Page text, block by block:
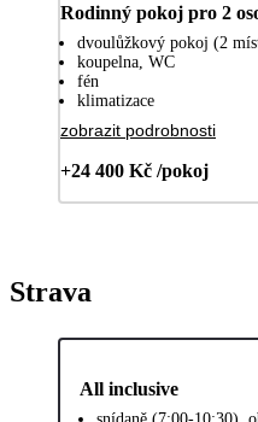
Rodinný pokoj pro 2
dvoulůžkový pokoj (2
koupelna, WC
fén
klimatizace
zobrazit podrobnosti
+24 400 Kč /pokoj
Strava
All inclusive